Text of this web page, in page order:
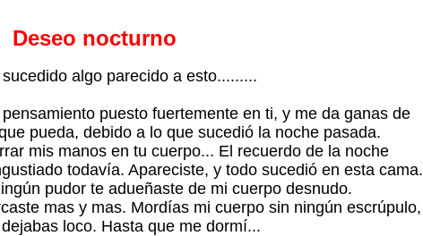
Deseo nocturno
algo parecido a esto.........
puesto fuertemente en ti, y me da ganas de
pueda, debido a lo que sucedió la noche pasada.
mis manos en tu cuerpo... El recuerdo de la noche
todavía. Apareciste, y todo sucedió en esta cama.
pudor te adueñaste de mi cuerpo desnudo.
mas y mas. Mordías mi cuerpo sin ningún escrúpulo,
loco. Hasta que me dormí...